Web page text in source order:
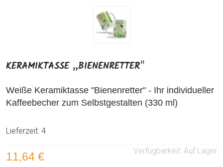
KERAMIKTASSE „BIENENRETTER"
Weiße Keramiktasse "Bienenretter" - Ihr individueller
Kaffeebecher zum Selbstgestalten (330 ml)
Lieferzeit: 4
Verfügbarkeit: Auf Lager
11,64 €